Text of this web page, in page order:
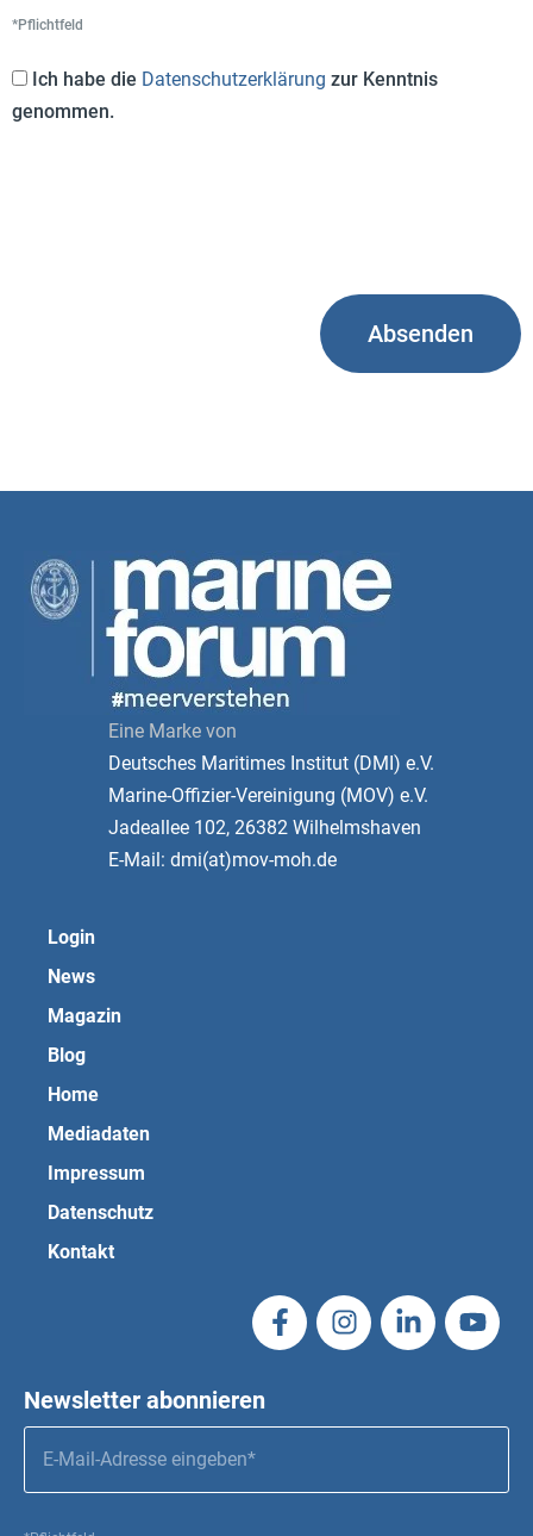
*Pflichtfeld
Ich habe die Datenschutzerklärung zur Kenntnis
genommen.
Eine Marke von
Deutsches Maritimes Institut (DMI) e.V.
Marine-Offizier-Vereinigung (MOV) e.V.
Jadeallee 102, 26382 Wilhelmshaven
E-Mail: dmi(at)mov-moh.de
Login
News
Magazin
Blog
Home
Mediadaten
Impressum
Datenschutz
Kontakt
Newsletter abonnieren